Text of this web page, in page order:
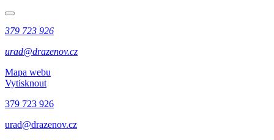
379 723 926
urad@drazenov.cz
Mapa webu
Vytisknout
379 723 926
urad@drazenov.cz